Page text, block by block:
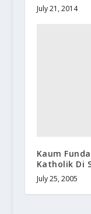
July 21, 2014
Kaum
Katholik Di
July 25, 2005